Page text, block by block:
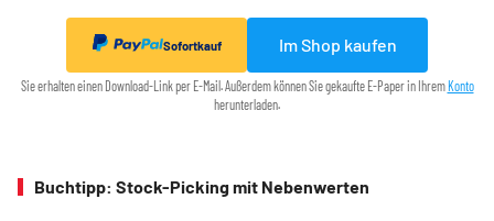
Sofortkauf Im Shop kaufen
Sie erhalten einen Download-Link per E-Mail. Außerdem können Sie gekaufte E-Paper in Ihrem Konto
herunterladen.
Buchtipp: Stock-Picking mit Nebenwerten